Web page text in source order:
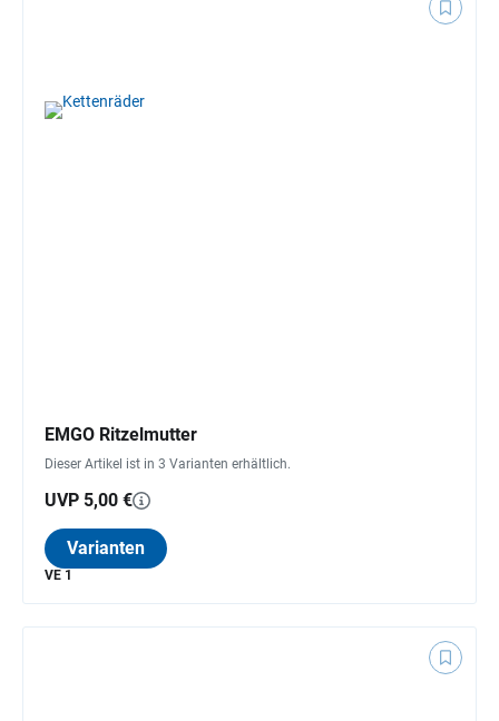
EMGO Ritzelmutter
Dieser Artikel ist in 3 Varianten erhältlich.
UVP 5,00 €
Varianten
VE 1